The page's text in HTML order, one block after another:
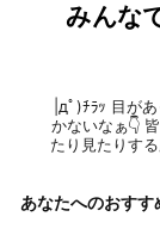
みんな
|дﾟ)ﾁﾗｯ 目が
かないなぁ👇️
たり見たりする所です！ ✦人がたくさ
いいこと イラ
あなたへのおすす